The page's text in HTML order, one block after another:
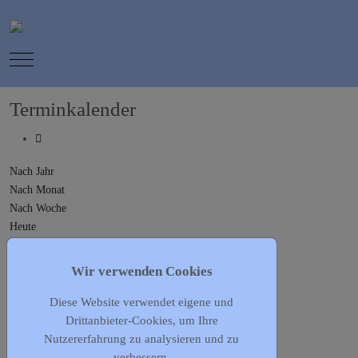
Mobile Menu Toggle
Terminkalender
Nach Jahr
Nach Monat
Nach Woche
Heute
Leithathletik Jugend
Mittwoch, 19. Juli 2023, 17:00 - 19:00
Vorherige Wiederholung
Wir verwenden Cookies
Diese Website verwendet eigene und
Drittanbieter-Cookies, um Ihre
Nutzererfahrung zu analysieren und zu